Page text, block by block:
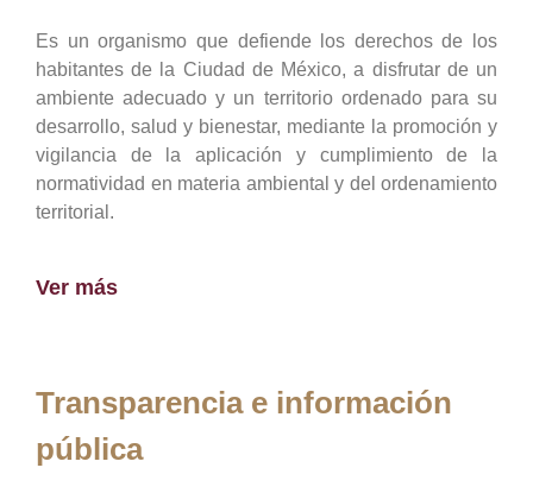
Es un organismo que defiende los derechos de los
habitantes de la Ciudad de México, a disfrutar de un
ambiente adecuado y un territorio ordenado para su
desarrollo, salud y bienestar, mediante la promoción y
vigilancia de la aplicación y cumplimiento de la
normatividad en materia ambiental y del ordenamiento
territorial.
Ver más
Transparencia e información
pública